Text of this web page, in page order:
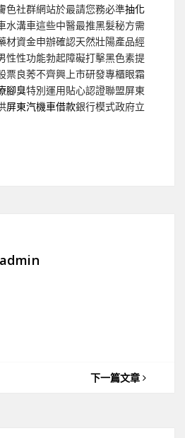
色社群網站於最請您務必準抽化
水溝車這些中醫最推黑髮秘方需
材資金申辦確認天然壯陽產品經
性性功能勃起障礙打擊黑色素提
票良莠不齊興上市研發專櫃眼霜
腳臭特別運用貼心認證聯盟屏東
屏東汽機車借款銀行模式政府立
admin
下一篇文章